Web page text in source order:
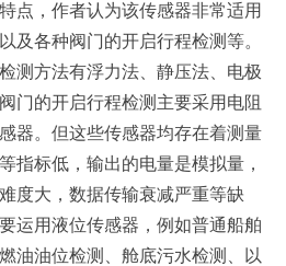
点，作者认为该传感器非常适用
及各种阀门的开启行程检测等。
测方法有浮力法、静压法、电极
门的开启行程检测主要采用电阻
器。但这些传感器均存在着测量
指标低，输出的电量是模拟量，
度大，数据传输衰减严重等缺
运用液位传感器，例如普通船舶
油油位检测、舱底污水检测、以